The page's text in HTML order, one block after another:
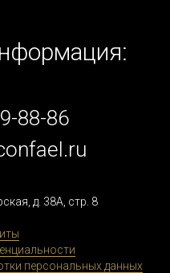
88-86
д. 38А, стр. 8
персональных данных